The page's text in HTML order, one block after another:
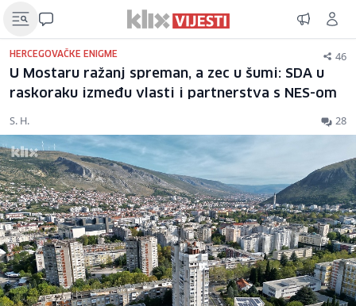
HERCEGOVAČKE ENIGME 46
U Mostaru ražanj spreman, a zec u šumi: SDA u
raskoraku između vlasti i partnerstva s NES-om
S. H. 28